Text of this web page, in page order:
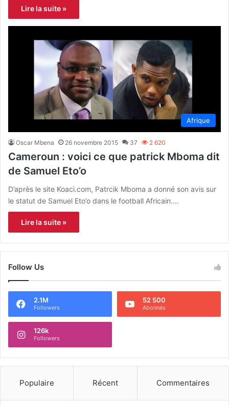
Lire la suite »
Afrique
Oscar Mbena 26 novembre 2015 37 2 620
Cameroun : voici ce que patrick Mboma dit
de Samuel Eto’o
D’après le site Koaci.com, Patrcik Mboma a donné son avis sur
le statut de Samuel Eto’o dans le football Africain.…
Lire la suite »
Follow Us
2.1M
Followers
52 500
Abonnés
126k
Followers
Populaire Récent Commentaires